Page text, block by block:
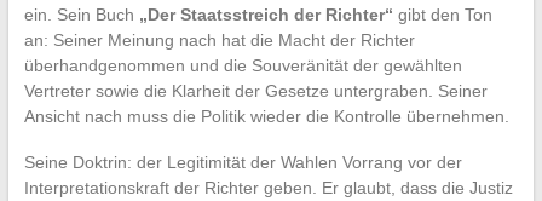
ein. Sein Buch „Der Staatsstreich der Richter“ gibt den Ton
an: Seiner Meinung nach hat die Macht der Richter
überhandgenommen und die Souveränität der gewählten
Vertreter sowie die Klarheit der Gesetze untergraben. Seiner
Ansicht nach muss die Politik wieder die Kontrolle übernehmen.
Seine Doktrin: der Legitimität der Wahlen Vorrang vor der
Interpretationskraft der Richter geben. Er glaubt, dass die Justiz